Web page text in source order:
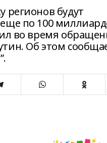
регионов будут
по 100
во время
Об этом